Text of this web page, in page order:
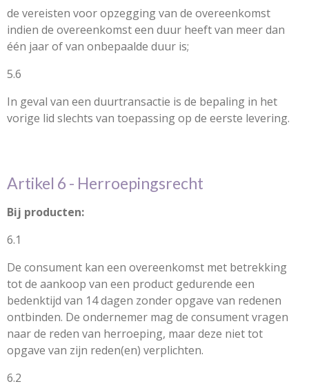
de vereisten voor opzegging van de overeenkomst
indien de overeenkomst een duur heeft van meer dan
één jaar of van onbepaalde duur is;
5.6
In geval van een duurtransactie is de bepaling in het
vorige lid slechts van toepassing op de eerste levering.
Artikel 6 - Herroepingsrecht
Bij producten:
6.1
De consument kan een overeenkomst met betrekking
tot de aankoop van een product gedurende een
bedenktijd van 14 dagen zonder opgave van redenen
ontbinden. De ondernemer mag de consument vragen
naar de reden van herroeping, maar deze niet tot
opgave van zijn reden(en) verplichten.
6.2